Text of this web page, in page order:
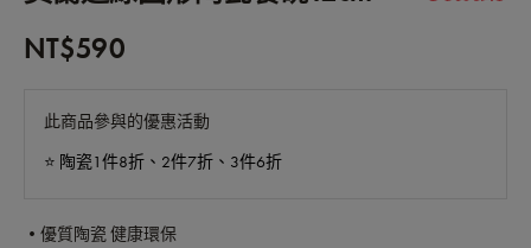
NT$590
此商品參與的優惠活動
⭐️ 陶瓷1件8折、2件7折、3件6折
•優質陶瓷 健康環保